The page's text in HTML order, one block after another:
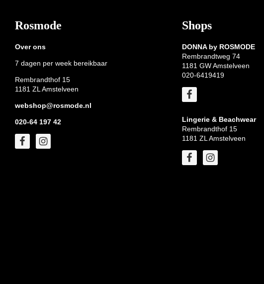
Footer
Rosmode
Over ons
7 dagen per week bereikbaar
Rembrandthof 15
1181 ZL Amstelveen
webshop@rosmode.nl
020-64 197 42
Shops
DONNA by ROSMODE
Rembrandtweg 74
1181 GW Amstelveen
020-6419419
Lingerie & Beachwear
Rembrandthof 15
1181 ZL Amstelveen